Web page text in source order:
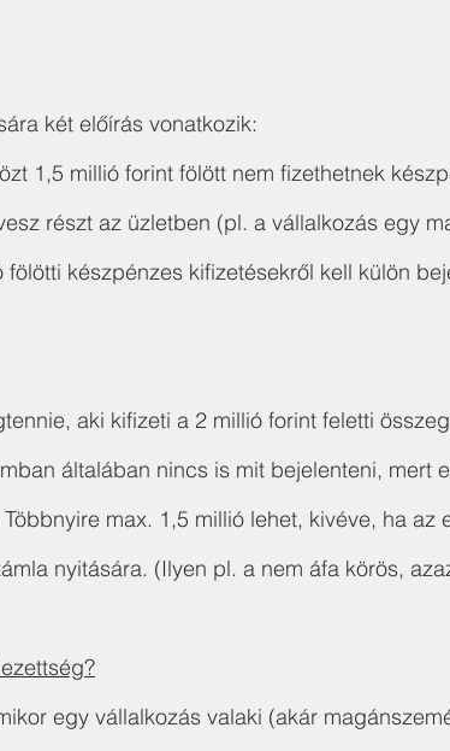
két előírás vonatkozik:
1,5 millió forint fölött nem fizethetnek
részt az üzletben (pl. a vállalkozás egy
készpénzes kifizetésekről kell külön
aki kifizeti a 2 millió forint feletti
általában nincs is mit bejelenteni, mert
max. 1,5 millió lehet, kivéve, ha az
nyitására. (Ilyen pl. a nem áfa körös,
egy vállalkozás valaki (akár